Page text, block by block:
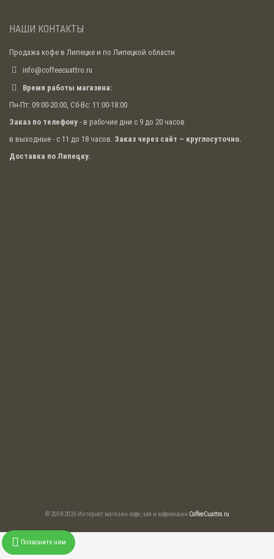
НАШИ КОНТАКТЫ
Продажа кофе в Липецке и по Липецкой области
info@coffeecuattro.ru
Время работы магазина:
Пн-Пт: 09:00-20:00, Сб-Вс: 11:00-18:00
Заказ по телефону - в рабочие дни с 9 до 20 часов
в выходные - с 11 до 18 часов. Заказ через сайт – круглосуточно.
Доставка по Липецку.
© 2008-2026 Интернет магазин кофе, чая и кофемашин CoffeeCuattro.ru
Позвоните нам